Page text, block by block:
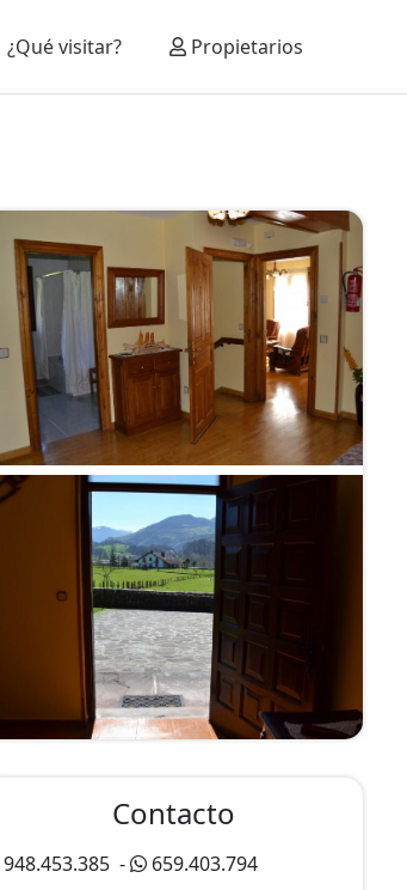
¿Qué visitar? Propietarios
Contacto
948.453.385 -
659.403.794